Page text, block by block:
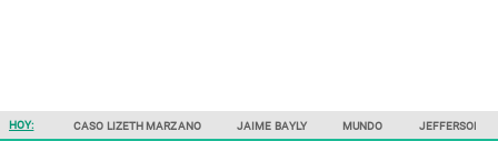
HOY: CASO LIZETH MARZANO JAIME BAYLY MUNDO JEFFERSON